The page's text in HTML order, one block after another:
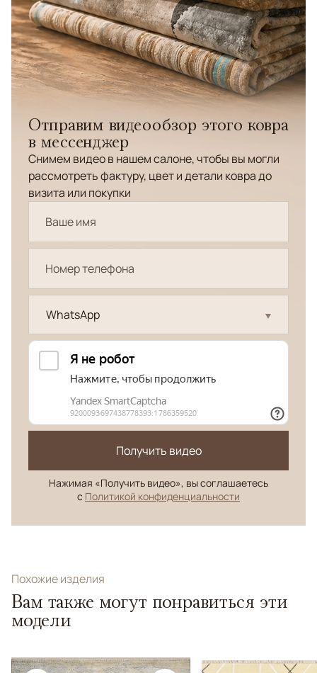
Отправим видеообзор этого ковра
в мессенджер
Снимем видео в нашем салоне, чтобы вы могли
рассмотреть фактуру, цвет и детали ковра до
визита или покупки
WhatsApp
Получить видео
Нажимая «Получить видео», вы соглашаетесь
с Политикой конфиденциальности
Похожие изделия
Вам также могут понравиться эти
модели